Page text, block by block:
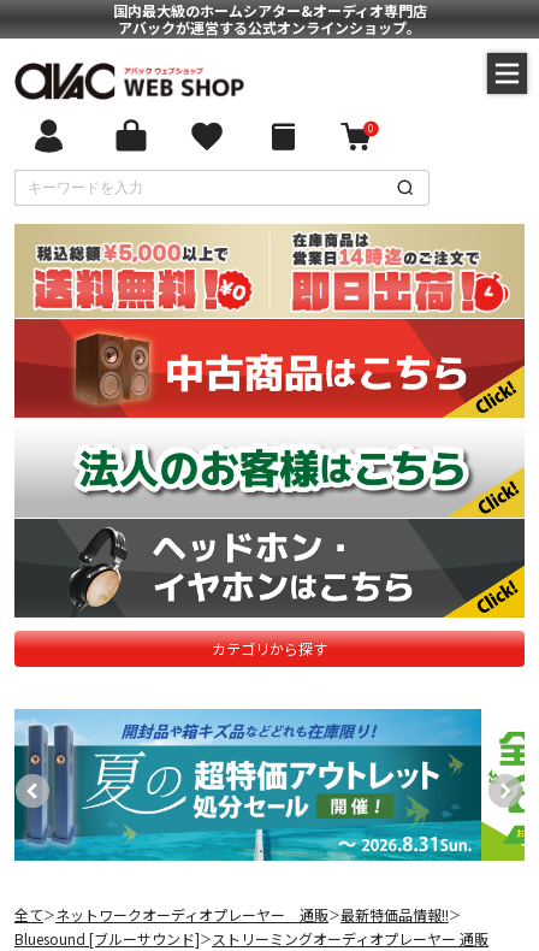
国内最大級のホームシアター&オーディオ専門店
アバックが運営する公式オンラインショップ。
0
カテゴリから探す
全て＞ネットワークオーディオプレーヤー 通販＞最新特価品情報!!＞
Bluesound [ブルーサウンド]＞ ストリーミングオーディオプレーヤー 通販